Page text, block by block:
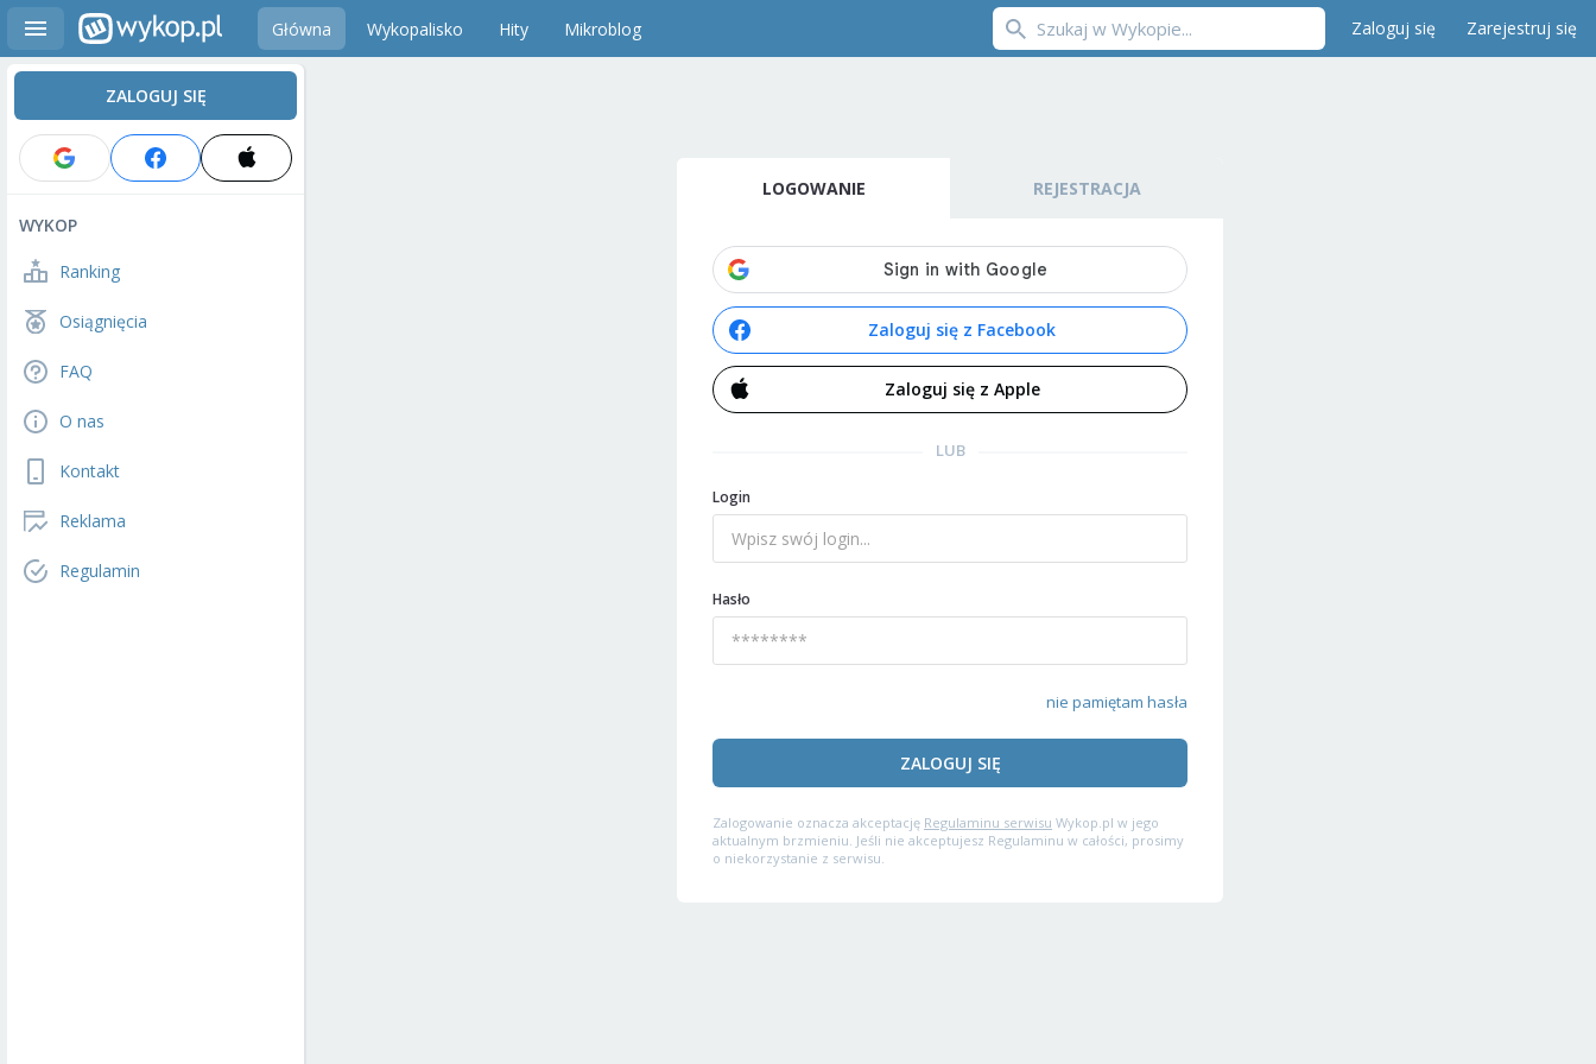
Główna Wykopalisko Hity Mikroblog Zaloguj się Zarejestruj się
ZALOGUJ SIĘ
WYKOP
Ranking
Osiągnięcia
FAQ
O nas
Kontakt
Reklama
Regulamin
LOGOWANIE REJESTRACJA
Zaloguj się z Facebook
Zaloguj się z Apple
LUB
Login
Hasło
nie pamiętam hasła
ZALOGUJ SIĘ
Zalogowanie oznacza akceptację Regulaminu serwisu Wykop.pl w jego
aktualnym brzmieniu. Jeśli nie akceptujesz Regulaminu w całości, prosimy
o niekorzystanie z serwisu.